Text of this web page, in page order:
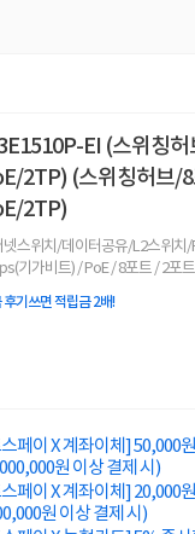
EI (스위칭
2TP) (스위칭허브/
2TP)
스위치/데이터공유/L2스위치/
기가비트) / PoE / 8포트 / 2포트
후기쓰면 적립금 2배!
페이 X 계좌이체] 50,000
원 이상 결제 시)
페이 X 계좌이체] 20,000
원 이상 결제 시)